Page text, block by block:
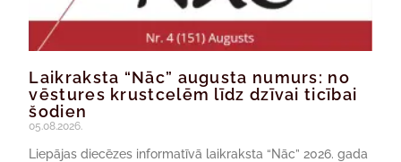
Laikraksta “Nāc” augusta numurs: no
vēstures krustcelēm līdz dzīvai ticībai
šodien
05.08.2026.
Liepājas diecēzes informatīvā laikraksta “Nāc” 2026. gada